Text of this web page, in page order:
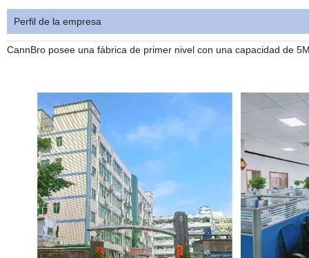
Perfil de la empresa
CannBro posee una fábrica de primer nivel con una capacidad de